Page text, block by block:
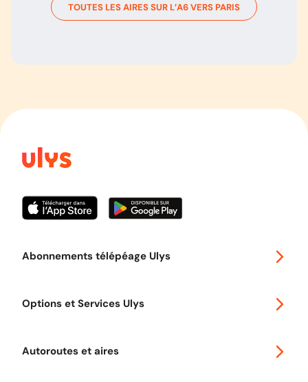
TOUTES LES AIRES SUR L’A6VERS PARIS
Abonnements télépéage Ulys
Options et Services Ulys
Autoroutes et aires